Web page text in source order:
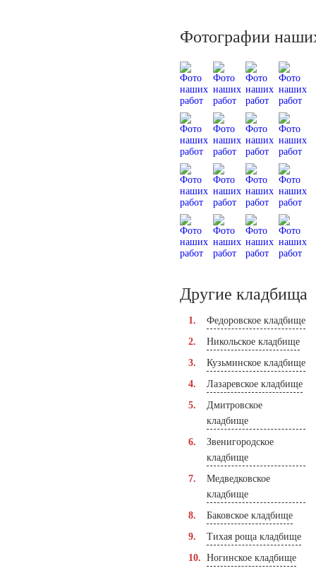
Фотографии
Другие кладбища
Федоровское кладбище
Никольское кладбище
Кузьминское кладбище
Лазаревское кладбище
Дмитровское
кладбище
Звенигородское
кладбище
Медведковское
кладбище
Баковское кладбище
Тихая роща кладбище
Ногинское кладбище